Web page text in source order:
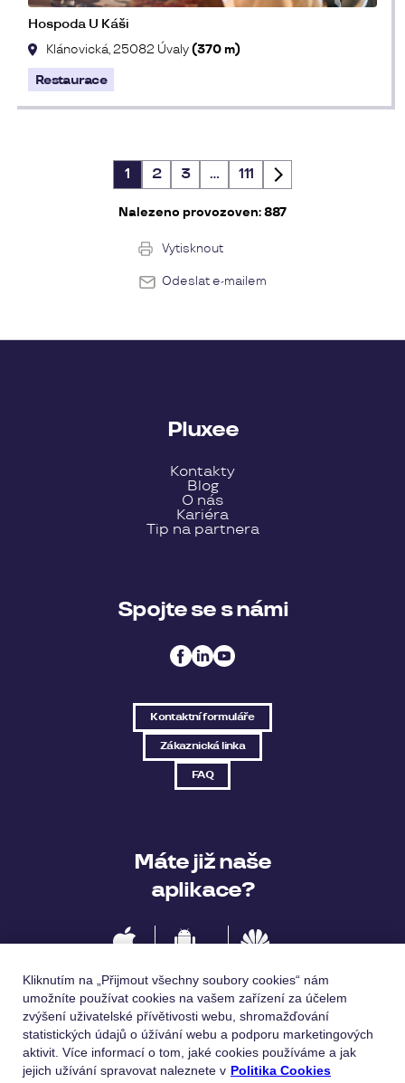
Hospoda U Káši
Klánovická, 25082 Úvaly(370 m)
Restaurace
1 2 3 … 111
Nalezeno provozoven:887
Vytisknout
Odeslat e-mailem
Pluxee
Kontakty
Blog
O nás
Kariéra
Tip na partnera
Spojte se s námi
Kontaktní formuláře
Zákaznická linka
FAQ
Máte již naše
aplikace?
Jazykové verze
Kliknutím na „Přijmout všechny soubory cookies“ nám
umožníte používat cookies na vašem zařízení za účelem
zvýšení uživatelské přívětivosti webu, shromažďování
statistických údajů o úžívání webu a podporu marketingových
aktivit. Více informací o tom, jaké cookies používáme a jak
jejich užívání spravovat naleznete v Politika Cookies